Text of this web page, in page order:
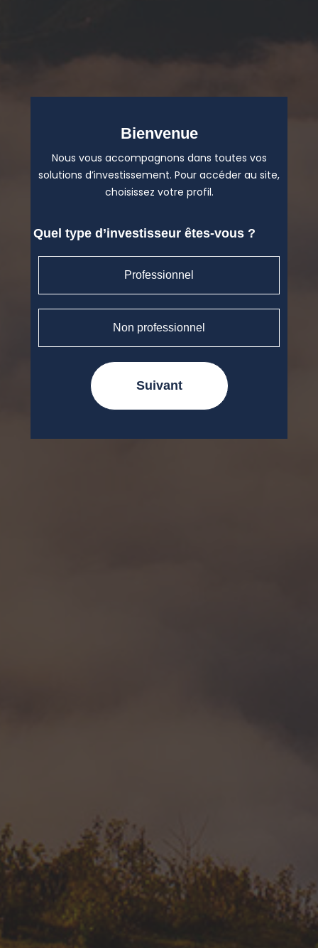
Bienvenue
Nous vous accompagnons dans toutes vos
solutions d’investissement. Pour accéder au site,
choisissez votre profil.
Quel type d’investisseur êtes-vous ?
Professionnel
Non professionnel
Suivant